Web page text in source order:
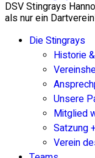
DSV Stingrays
als nur ein
Die Stingrays
Historie
Unsere
Mitglied
Satzung
Verein